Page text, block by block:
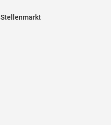
Stellenmarkt